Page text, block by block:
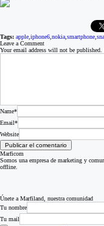
Tags: apple iphone6 nokia smartphone
Leave a Comment
Your email address will not be published.
Name*
Email*
Website
Marficom
Somos una empresa de marketing y
offline.
Únete a Marfiland, nuestra comunidad
Tu nombre
Tu mail